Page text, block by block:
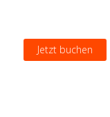
Jetzt buchen